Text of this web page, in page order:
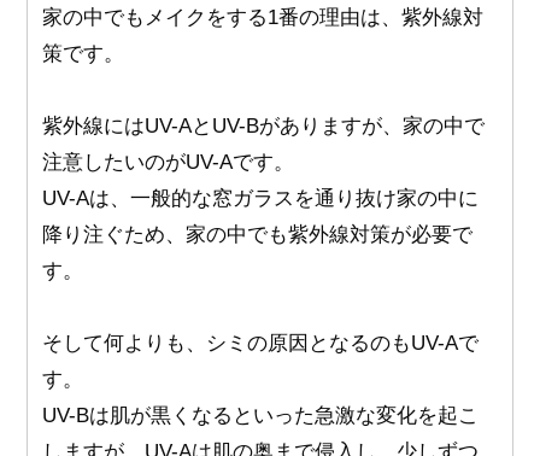
家の中でもメイクをする1番の理由は、紫外線対
策です。
紫外線にはUV-AとUV-Bがありますが、家の中で
注意したいのがUV-Aです。
UV-Aは、一般的な窓ガラスを通り抜け家の中に
降り注ぐため、家の中でも紫外線対策が必要で
す。
そして何よりも、シミの原因となるのもUV-Aで
す。
UV-Bは肌が黒くなるといった急激な変化を起こ